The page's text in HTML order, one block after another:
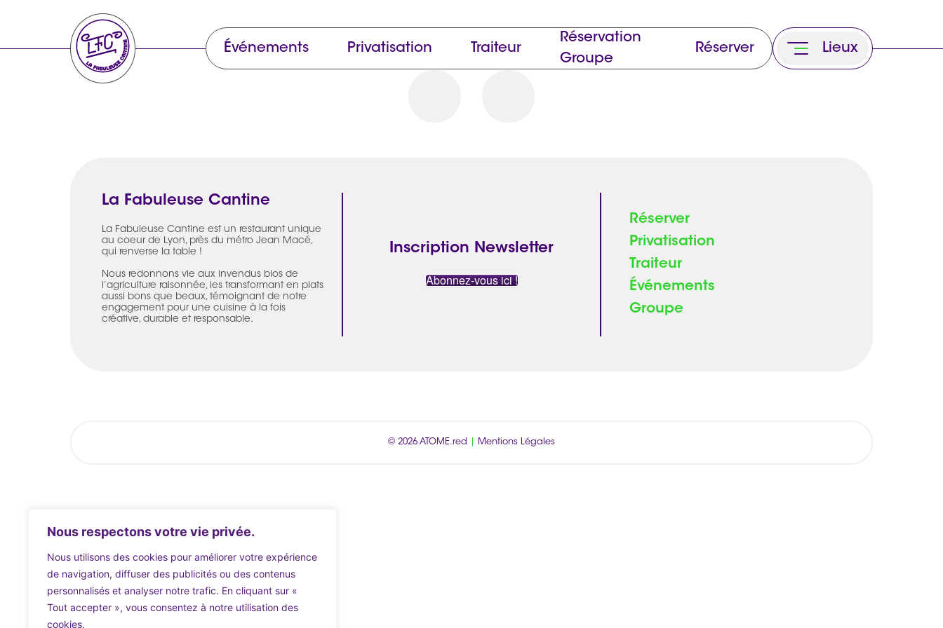
Nous respectons votre vie privée.
Nous utilisons des cookies pour améliorer votre expérience
de navigation, diffuser des publicités ou des contenus
personnalisés et analyser notre trafic. En cliquant sur «
Tout accepter », vous consentez à notre utilisation des
cookies.
Événements Privatisation Traiteur
Réservation
Groupe
Réserver Lieux
La Fabuleuse Cantine
La Fabuleuse Cantine est un restaurant unique
au coeur de Lyon, près du métro Jean Macé,
qui renverse la table !
Nous redonnons vie aux invendus bios de
l’agriculture raisonnée, les transformant en plats
aussi bons que beaux, témoignant de notre
engagement pour une cuisine à la fois
créative, durable et responsable.
Inscription Newsletter
Abonnez-vous ici !
Réserver
Privatisation
Traiteur
Événements
Groupe
© 2026 ATOME.red Mentions Légales